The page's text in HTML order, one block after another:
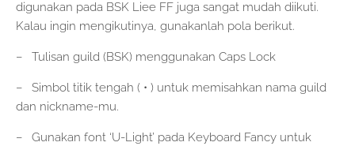
digunakan pada BSK Liee FF juga sangat mudah diikuti.
Kalau ingin mengikutinya, gunakanlah pola berikut.
– Tulisan guild (BSK) menggunakan Caps Lock
– Simbol titik tengah ( • ) untuk memisahkan nama guild
dan nickname-mu.
– Gunakan font ‘U-Light’ pada Keyboard Fancy untuk